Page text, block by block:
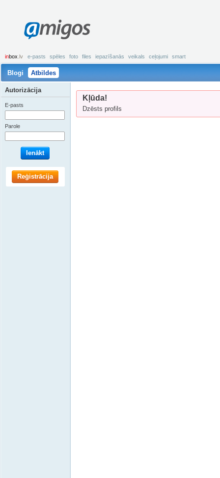
amigos
inbox .lv e-pasts spēles foto files iepazīšanās veikals ceļojumi smart
Blogi Atbildes
Kļūda!
Dzēsts profils
Autorizācija
E-pasts
Parole
Ienākt
Reģistrācija